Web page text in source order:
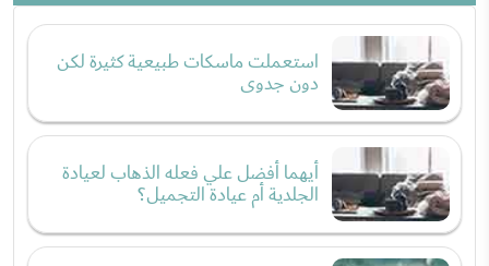
استعملت ماسكات طبيعية كثيرة لكن
دون جدوى
أيهما أفضل علي فعله الذهاب لعيادة
الجلدية أم عيادة التجميل؟